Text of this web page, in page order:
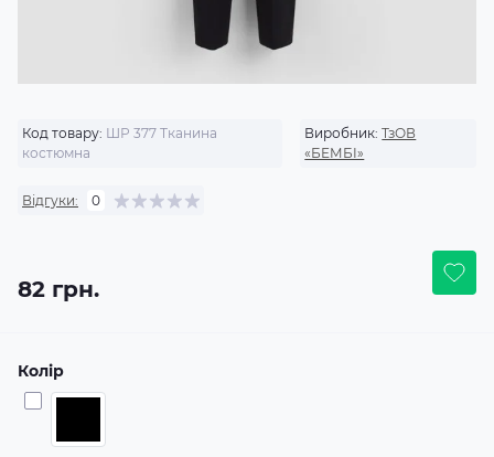
Код товару: ШР 377 Тканина
костюмна
Виробник: ТзОВ
«БЕМБІ»
Відгуки: 0
82 грн.
Колір